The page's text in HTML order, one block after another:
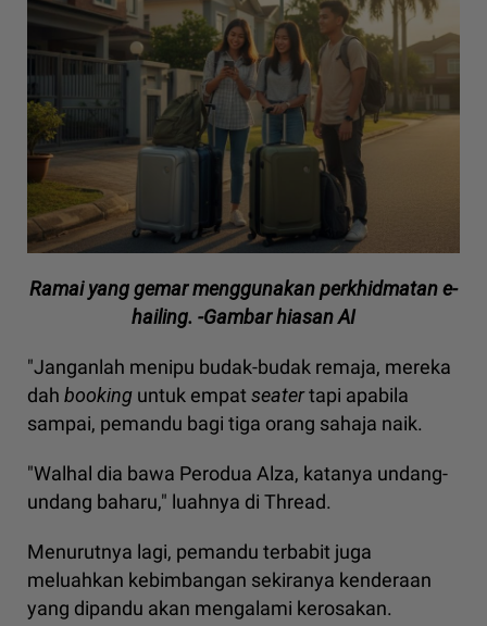
Ramai yang gemar menggunakan perkhidmatan e-
hailing. -Gambar hiasan AI
"Janganlah menipu budak-budak remaja, mereka
dah booking untuk empatseatertapi apabila
sampai, pemandu bagi tiga orang sahaja naik.
"Walhal dia bawa Perodua Alza, katanya undang-
undang baharu," luahnya di Thread.
Menurutnya lagi, pemandu terbabit juga
meluahkan kebimbangan sekiranya kenderaan
yang dipandu akan mengalami kerosakan.